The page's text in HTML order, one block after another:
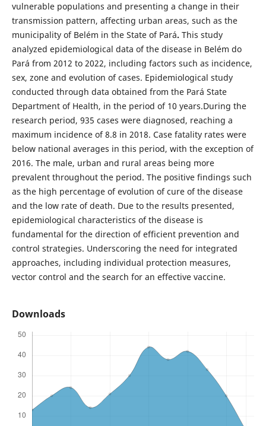
vulnerable populations and presenting a change in their
transmission pattern, affecting urban areas, such as the
municipality of Belém in the State of Pará. This study
analyzed epidemiological data of the disease in Belém do
Pará from 2012 to 2022, including factors such as incidence,
sex, zone and evolution of cases. Epidemiological study
conducted through data obtained from the Pará State
Department of Health, in the period of 10 years.During the
research period, 935 cases were diagnosed, reaching a
maximum incidence of 8.8 in 2018. Case fatality rates were
below national averages in this period, with the exception of
2016. The male, urban and rural areas being more
prevalent throughout the period. The positive findings such
as the high percentage of evolution of cure of the disease
and the low rate of death. Due to the results presented,
epidemiological characteristics of the disease is
fundamental for the direction of efficient prevention and
control strategies. Underscoring the need for integrated
approaches, including individual protection measures,
vector control and the search for an effective vaccine.
Downloads